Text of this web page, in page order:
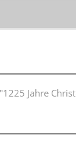
"1225 Jahre